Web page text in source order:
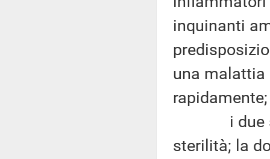
inquinanti
una malattia
rapidamente;
i due
sterilità; la